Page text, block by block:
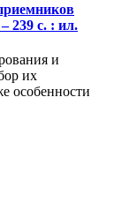
239 с. : ил.
и
их
особенности